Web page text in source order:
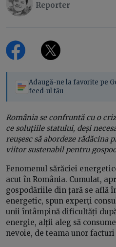
Reporter
Adaugă-ne la favorite pe
feed-ul tău
România se confruntă cu o
ce soluțiile statului, deși
reușesc să abordeze rădăcina
viitor sustenabil pentru
Fenomenul sărăciei
acut în România. Cumulat,
gospodăriile din țară se află
energetic, spun experți
unii întâmpină dificultăți
energie, alții aleg să
nevoie, de teama unor